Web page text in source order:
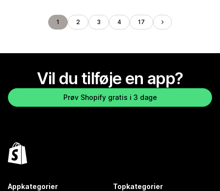
1 2 3 4 17
Vil du tilføje en app?
Prøv Shopify gratis i 3 dage
Appkategorier Topkategorier